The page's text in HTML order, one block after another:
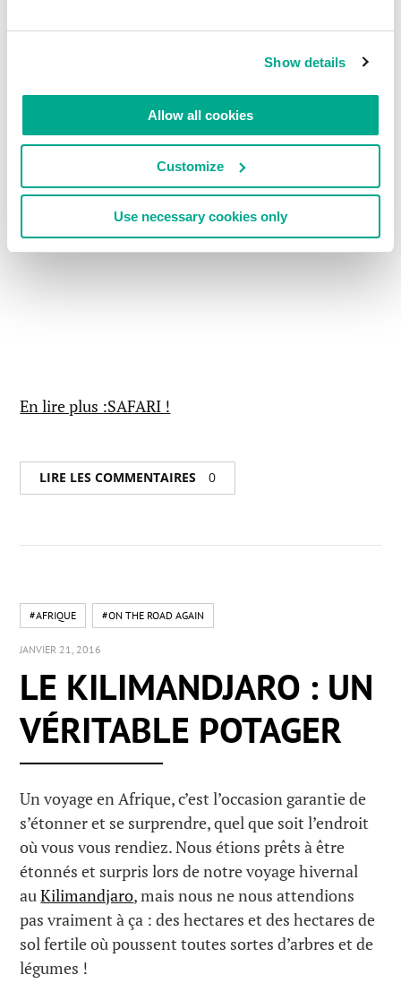
Show details
Allow all cookies
Customize
Use necessary cookies only
En lire plus :SAFARI !
LIRE LES COMMENTAIRES 0
#AFRIQUE #ON THE ROAD AGAIN
JANVIER 21, 2016
LE KILIMANDJARO : UN
VÉRITABLE POTAGER
Un voyage en Afrique, c’est l’occasion garantie de
s’étonner et se surprendre, quel que soit l’endroit
où vous vous rendiez. Nous étions prêts à être
étonnés et surpris lors de notre voyage hivernal
auKilimandjaro, mais nous ne nous attendions
pas vraiment à ça : des hectares et des hectares de
sol fertile où poussent toutes sortes d’arbres et de
légumes !